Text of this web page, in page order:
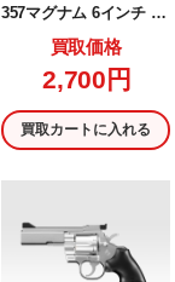
357マグナム 6インチ シ
ルバー 18才以上用ホッ
プアップエアガンリボ
ルバー (18歳以上専用)
買取価格
2,700円
買取カートに入れる